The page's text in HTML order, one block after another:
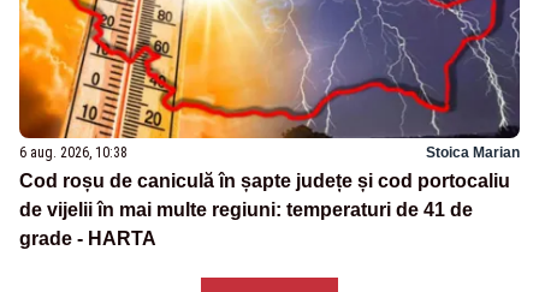
6 aug. 2026, 10:38 Stoica Marian
Cod roșu de caniculă în șapte județe și cod portocaliu
de vijelii în mai multe regiuni: temperaturi de 41 de
grade - HARTA